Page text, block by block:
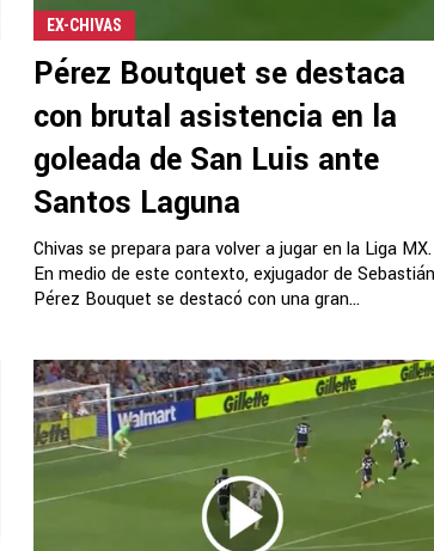
EX-CHIVAS
Pérez Boutquet se destaca
con brutal asistencia en la
goleada de San Luis ante
Santos Laguna
Chivas se prepara para volver a jugar en la Liga MX.
En medio de este contexto, exjugador de Sebastián
Pérez Bouquet se destacó con una gran...